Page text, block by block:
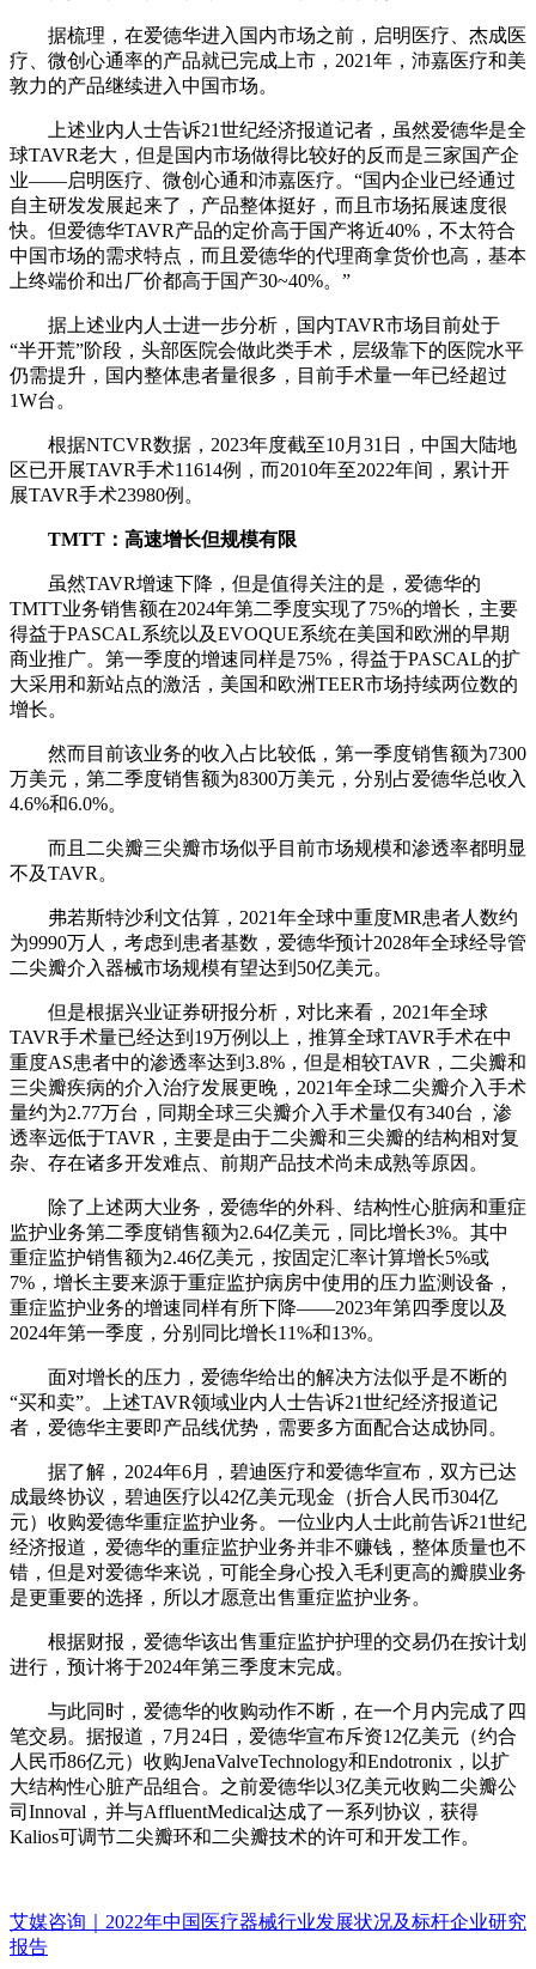
据梳理，在爱德华进入国内市场之前，启明医疗、杰成医
疗、微创心通率的产品就已完成上市，2021年，沛嘉医疗和美
敦力的产品继续进入中国市场。
上述业内人士告诉21世纪经济报道记者，虽然爱德华是全
球TAVR老大，但是国内市场做得比较好的反而是三家国产企
业——启明医疗、微创心通和沛嘉医疗。“国内企业已经通过
自主研发发展起来了，产品整体挺好，而且市场拓展速度很
快。但爱德华TAVR产品的定价高于国产将近40%，不太符合
中国市场的需求特点，而且爱德华的代理商拿货价也高，基本
上终端价和出厂价都高于国产30~40%。”
据上述业内人士进一步分析，国内TAVR市场目前处于
“半开荒”阶段，头部医院会做此类手术，层级靠下的医院水平
仍需提升，国内整体患者量很多，目前手术量一年已经超过
1W台。
根据NTCVR数据，2023年度截至10月31日，中国大陆地
区已开展TAVR手术11614例，而2010年至2022年间，累计开
展TAVR手术23980例。
TMTT：高速增长但规模有限
虽然TAVR增速下降，但是值得关注的是，爱德华的
TMTT业务销售额在2024年第二季度实现了75%的增长，主要
得益于PASCAL系统以及EVOQUE系统在美国和欧洲的早期
商业推广。第一季度的增速同样是75%，得益于PASCAL的扩
大采用和新站点的激活，美国和欧洲TEER市场持续两位数的
增长。
然而目前该业务的收入占比较低，第一季度销售额为7300
万美元，第二季度销售额为8300万美元，分别占爱德华总收入
4.6%和6.0%。
而且二尖瓣三尖瓣市场似乎目前市场规模和渗透率都明显
不及TAVR。
弗若斯特沙利文估算，2021年全球中重度MR患者人数约
为9990万人，考虑到患者基数，爱德华预计2028年全球经导管
二尖瓣介入器械市场规模有望达到50亿美元。
但是根据兴业证券研报分析，对比来看，2021年全球
TAVR手术量已经达到19万例以上，推算全球TAVR手术在中
重度AS患者中的渗透率达到3.8%，但是相较TAVR，二尖瓣和
三尖瓣疾病的介入治疗发展更晚，2021年全球二尖瓣介入手术
量约为2.77万台，同期全球三尖瓣介入手术量仅有340台，渗
透率远低于TAVR，主要是由于二尖瓣和三尖瓣的结构相对复
杂、存在诸多开发难点、前期产品技术尚未成熟等原因。
除了上述两大业务，爱德华的外科、结构性心脏病和重症
监护业务第二季度销售额为2.64亿美元，同比增长3%。其中
重症监护销售额为2.46亿美元，按固定汇率计算增长5%或
7%，增长主要来源于重症监护病房中使用的压力监测设备，
重症监护业务的增速同样有所下降——2023年第四季度以及
2024年第一季度，分别同比增长11%和13%。
面对增长的压力，爱德华给出的解决方法似乎是不断的
“买和卖”。上述TAVR领域业内人士告诉21世纪经济报道记
者，爱德华主要即产品线优势，需要多方面配合达成协同。
据了解，2024年6月，碧迪医疗和爱德华宣布，双方已达
成最终协议，碧迪医疗以42亿美元现金（折合人民币304亿
元）收购爱德华重症监护业务。一位业内人士此前告诉21世纪
经济报道，爱德华的重症监护业务并非不赚钱，整体质量也不
错，但是对爱德华来说，可能全身心投入毛利更高的瓣膜业务
是更重要的选择，所以才愿意出售重症监护业务。
根据财报，爱德华该出售重症监护护理的交易仍在按计划
进行，预计将于2024年第三季度末完成。
与此同时，爱德华的收购动作不断，在一个月内完成了四
笔交易。据报道，7月24日，爱德华宣布斥资12亿美元（约合
人民币86亿元）收购JenaValveTechnology和Endotronix，以扩
大结构性心脏产品组合。之前爱德华以3亿美元收购二尖瓣公
司Innoval，并与AffluentMedical达成了一系列协议，获得
Kalios可调节二尖瓣环和二尖瓣技术的许可和开发工作。
艾媒咨询｜2022年中国医疗器械行业发展状况及标杆企业研究
报告